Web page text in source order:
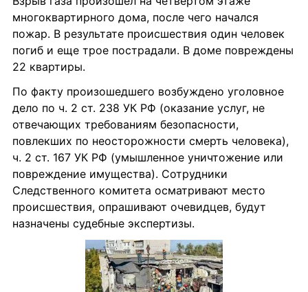
многоквартирного дома, после чего начался
пожар. В результате происшествия один человек
погиб и еще трое пострадали. В доме повреждены
22 квартиры.
По факту произошедшего возбуждено уголовное
дело по ч. 2 ст. 238 УК РФ (оказание услуг, не
отвечающих требованиям безопасности,
повлекших по неосторожности смерть человека),
ч. 2 ст. 167 УК РФ (умышленное уничтожение или
повреждение имущества). Сотрудники
Следственного комитета осматривают место
происшествия, опрашивают очевидцев, будут
назначены судебные экспертизы.